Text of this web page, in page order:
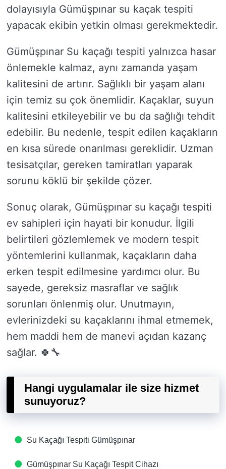
dolayısıyla Gümüşpınar su kaçak tespiti
yapacak ekibin yetkin olması gerekmektedir.
Gümüşpınar Su kaçağı tespiti yalnızca hasar
önlemekle kalmaz, aynı zamanda yaşam
kalitesini de artırır. Sağlıklı bir yaşam alanı
için temiz su çok önemlidir. Kaçaklar, suyun
kalitesini etkileyebilir ve bu da sağlığı tehdit
edebilir. Bu nedenle, tespit edilen kaçakların
en kısa sürede onarılması gereklidir. Uzman
tesisatçılar, gereken tamiratları yaparak
sorunu köklü bir şekilde çözer.
Sonuç olarak, Gümüşpınar su kaçağı tespiti
ev sahipleri için hayati bir konudur. İlgili
belirtileri gözlemlemek ve modern tespit
yöntemlerini kullanmak, kaçakların daha
erken tespit edilmesine yardımcı olur. Bu
sayede, gereksiz masraflar ve sağlık
sorunları önlenmiş olur. Unutmayın,
evlerinizdeki su kaçaklarını ihmal etmemek,
hem maddi hem de manevi açıdan kazanç
sağlar. 🍀🔧
Hangi uygulamalar ile size hizmet
sunuyoruz?
Su Kaçağı Tespiti​ Gümüşpınar
Gümüşpınar Su Kaçağı Tespit Cihazı​